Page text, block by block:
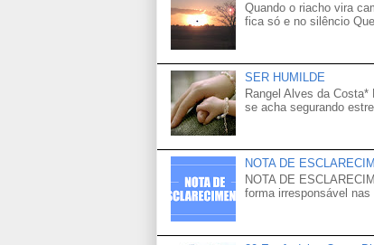
Quando o riacho vira
fica só e no silêncio
SER HUMILDE
Rangel Alves da
se acha segurando
NOTA DE
NOTA DE
forma irresponsável nas